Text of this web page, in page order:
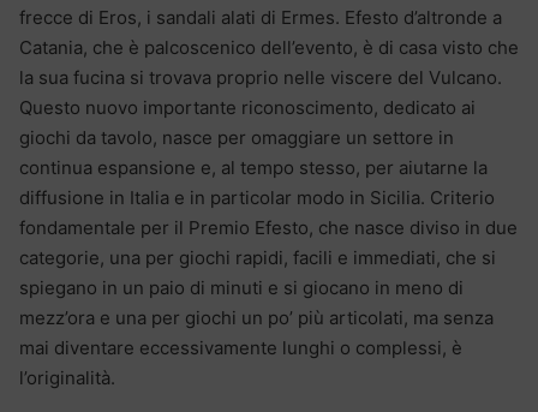
frecce di Eros, i sandali alati di Ermes. Efesto d’altronde a
Catania, che è palcoscenico dell’evento, è di casa visto che
la sua fucina si trovava proprio nelle viscere del Vulcano.
Questo nuovo importante riconoscimento, dedicato ai
giochi da tavolo, nasce per omaggiare un settore in
continua espansione e, al tempo stesso, per aiutarne la
diffusione in Italia e in particolar modo in Sicilia. Criterio
fondamentale per il Premio Efesto, che nasce diviso in due
categorie, una per giochi rapidi, facili e immediati, che si
spiegano in un paio di minuti e si giocano in meno di
mezz’ora e una per giochi un po’ più articolati, ma senza
mai diventare eccessivamente lunghi o complessi, è
l’originalità.